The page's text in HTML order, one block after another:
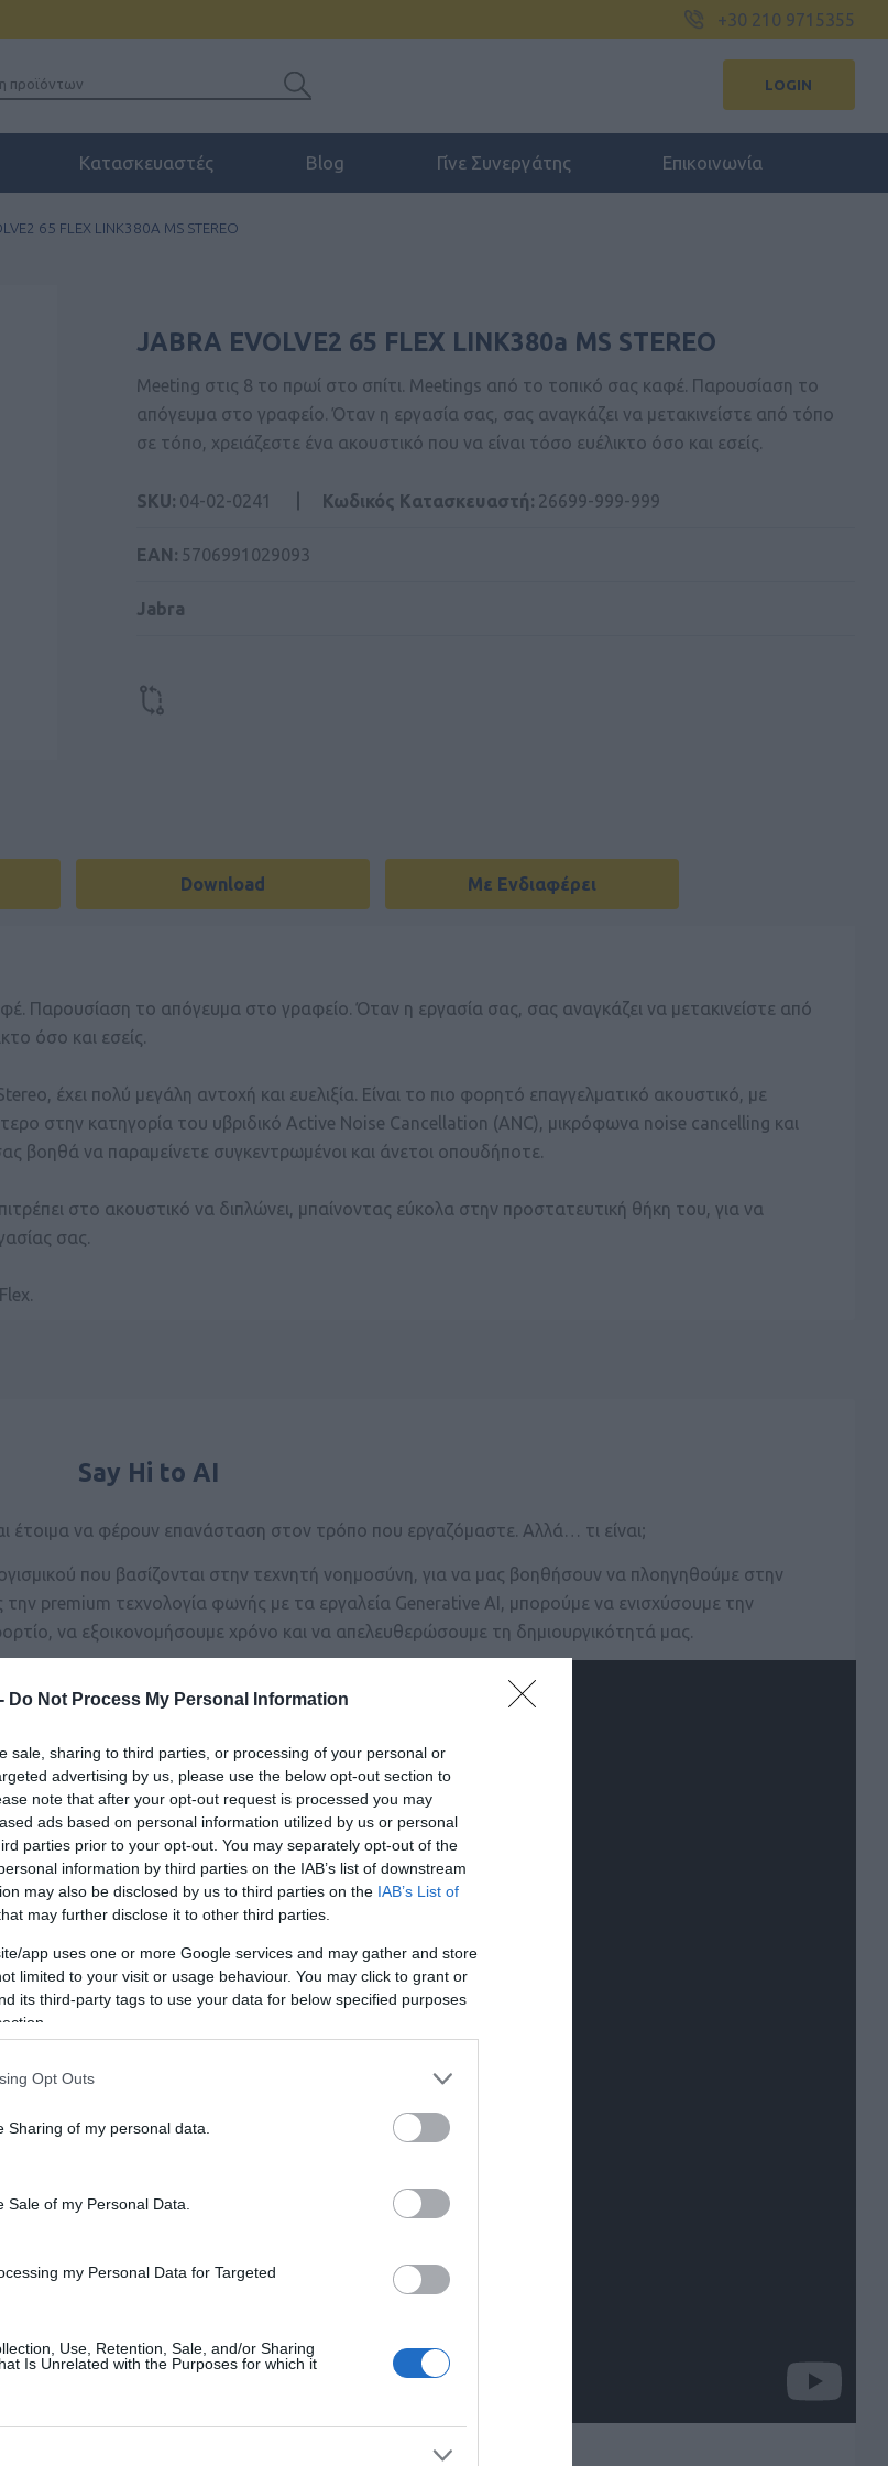
Do Not Process My Personal Information
sale, sharing to third parties, or processing of your personal or
advertising by us, please use the below opt-out section to
note that after your opt-out request is processed you may
ads based on personal information utilized by us or personal
parties prior to your opt-out. You may separately opt-out of the
information by third parties on the IAB’s list of downstream
may also be disclosed by us to third parties on the IAB’s List of
may further disclose it to other third parties.
app uses one or more Google services and may gather and store
limited to your visit or usage behaviour. You may click to grant or
its third-party tags to use your data for below specified purposes
Opt Outs
Sharing of my personal data.
of my Personal Data.
my Personal Data for Targeted
Use, Retention, Sale, and/or Sharing
Is Unrelated with the Purposes for which it
+30 210 9715355
LOGIN
Κατασκευαστές Blog Γίνε Συνεργάτης Επικοινωνία
65 FLEX LINK380A MS STEREO
JABRA EVOLVE2 65 FLEX LINK380a MS STEREO
Meeting στις 8 το πρωί στο σπίτι. Meetings από το τοπικό σας καφέ. Παρουσίαση το
απόγευμα στο γραφείο. Όταν η εργασία σας, σας αναγκάζει να μετακινείστε από τόπο
σε τόπο, χρειάζεστε ένα ακουστικό που να είναι τόσο ευέλικτο όσο και εσείς.
SKU: 04-02-0241 Κωδικός Kατασκευαστή: 26699-999-999
ΕΑΝ: 5706991029093
Jabra
Download Με Ενδιαφέρει
Παρουσίαση το απόγευμα στο γραφείο. Όταν η εργασία σας, σας αναγκάζει να μετακινείστε από
όσο και εσείς.
έχει πολύ μεγάλη αντοχή και ευελιξία. Είναι το πιο φορητό επαγγελματικό ακουστικό, με
στην κατηγορία του υβριδικό Active Noise Cancellation (ANC), μικρόφωνα noise cancelling και
βοηθά να παραμείνετε συγκεντρωμένοι και άνετοι οπουδήποτε.
στο ακουστικό να διπλώνει, μπαίνοντας εύκολα στην προστατευτική θήκη του, για να
σας.
Say Hi to AI
έτοιμα να φέρουν επανάσταση στον τρόπο που εργαζόμαστε. Αλλά… τι είναι;
που βασίζονται στην τεχνητή νοημοσύνη, για να μας βοηθήσουν να πλοηγηθούμε στην
premium τεχνολογία φωνής με τα εργαλεία Generative AI, μπορούμε να ενισχύσουμε την
να εξοικονομήσουμε χρόνο και να απελευθερώσουμε τη δημιουργικότητά μας.